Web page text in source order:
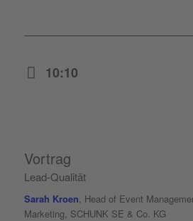
10:10
Vortrag
Lead-Qualität
Sarah Kroen, Head of Event
Marketing, SCHUNK SE & Co. KG